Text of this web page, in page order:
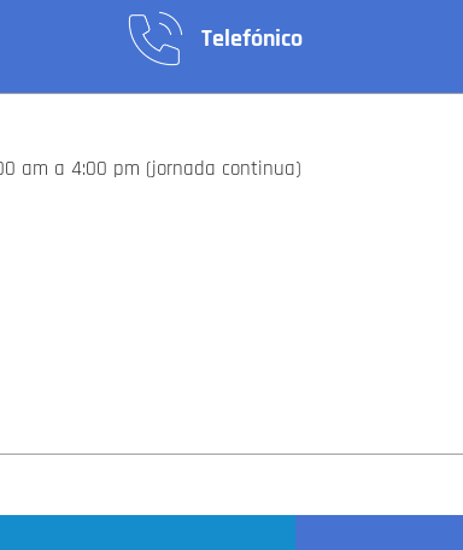
Telefónico
am a 4:00 pm (jornada continua)